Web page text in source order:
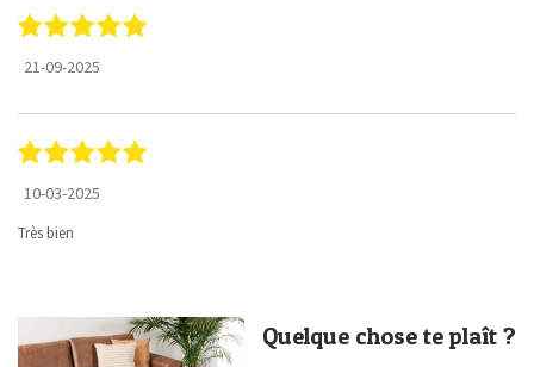
21-09-2025
10-03-2025
Très bien
Quelque chose te plaît ?